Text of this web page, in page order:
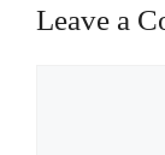
Leave a